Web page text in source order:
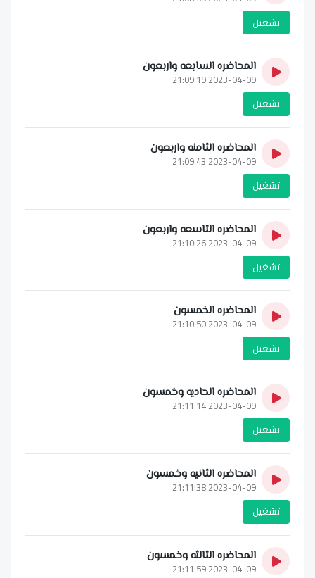
تشغيل
المحاضره السابعه واربعون
2023-04-09 21:09:19
تشغيل
المحاضره الثامنه واربعون
2023-04-09 21:09:43
تشغيل
المحاضره التاسعه واربعون
2023-04-09 21:10:26
تشغيل
المحاضره الخمسون
2023-04-09 21:10:50
تشغيل
المحاضره الحاديه وخمسون
2023-04-09 21:11:14
تشغيل
المحاضره الثانيه وخمسون
2023-04-09 21:11:38
تشغيل
المحاضره الثالثه وخمسون
2023-04-09 21:11:59